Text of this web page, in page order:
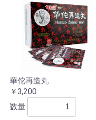
華佗再造丸
￥3,200
数量